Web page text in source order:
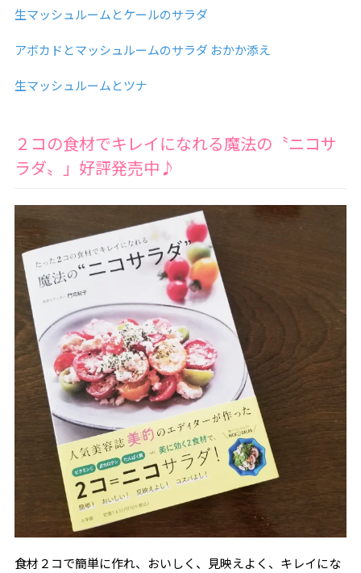
生マッシュルームとケールのサラダ
アボカドとマッシュルームのサラダ おかか添え
生マッシュルームとツナ
２コの食材でキレイになれる魔法の〝ニコサ
ラダ〟」好評発売中♪
食材２コで簡単に作れ、おいしく、見映えよく、キレイにな